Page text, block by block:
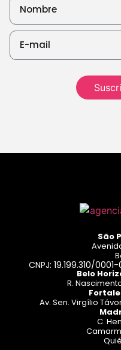
Seguir
leyendo
São
CNPJ: 19.199.310/
Belo
R.
Av. Sen. Virgílio
C.